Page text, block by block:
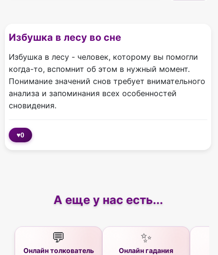
Избушка в лесу во сне
Избушка в лесу - человек, которому вы помогли
когда-то, вспомнит об этом в нужный момент.
Понимание значений снов требует внимательного
анализа и запоминания всех особенностей
сновидения.
♥0
А еще у нас есть...
💬
Онлайн толкователь
✨
Онлайн гадания